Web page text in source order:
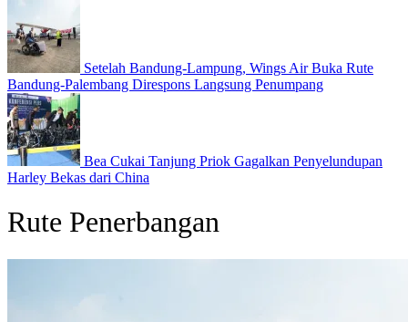
Setelah Bandung-Lampung, Wings Air Buka Rute
Bandung-Palembang Direspons Langsung Penumpang
Bea Cukai Tanjung Priok Gagalkan Penyelundupan
Harley Bekas dari China
Rute Penerbangan